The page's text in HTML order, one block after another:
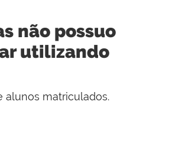
não possuo
utilizando
alunos matriculados.